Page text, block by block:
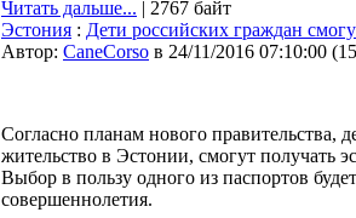
Читать дальше... | 2767 байт
Эстония : Дети российских граждан
Автор: CaneCorso в 24/11/2016 07:10:00 (
Согласно планам нового
жительство в Эстонии, смогут получать
Выбор в пользу одного из паспортов
совершеннолетия.